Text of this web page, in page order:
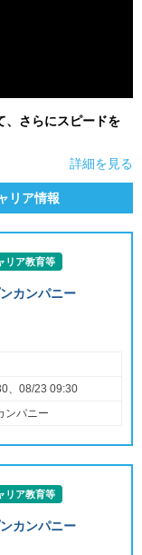
、さらにスピードを
詳細を見る
リア情報
リア教育等
カンパニー
、08/23 09:30
ンパニー
リア教育等
カンパニー